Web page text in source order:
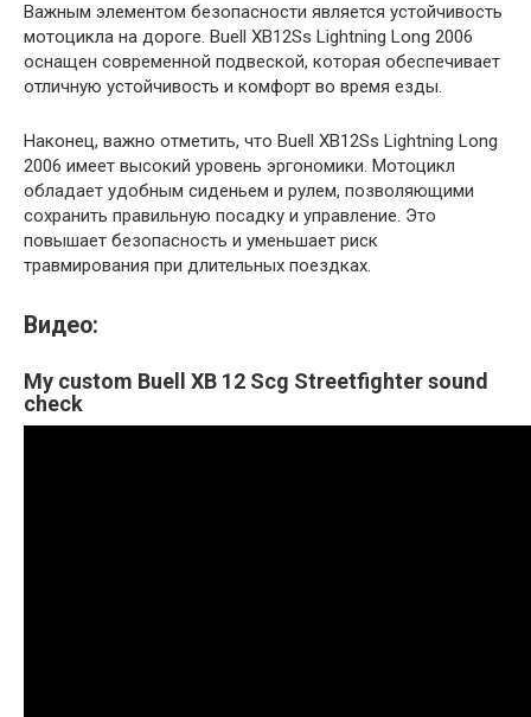
Важным элементом безопасности является устойчивость
мотоцикла на дороге. Buell XB12Ss Lightning Long 2006
оснащен современной подвеской, которая обеспечивает
отличную устойчивость и комфорт во время езды.
Наконец, важно отметить, что Buell XB12Ss Lightning Long
2006 имеет высокий уровень эргономики. Мотоцикл
обладает удобным сиденьем и рулем, позволяющими
сохранить правильную посадку и управление. Это
повышает безопасность и уменьшает риск
травмирования при длительных поездках.
Видео:
My custom Buell XB 12 Scg Streetfighter sound
check